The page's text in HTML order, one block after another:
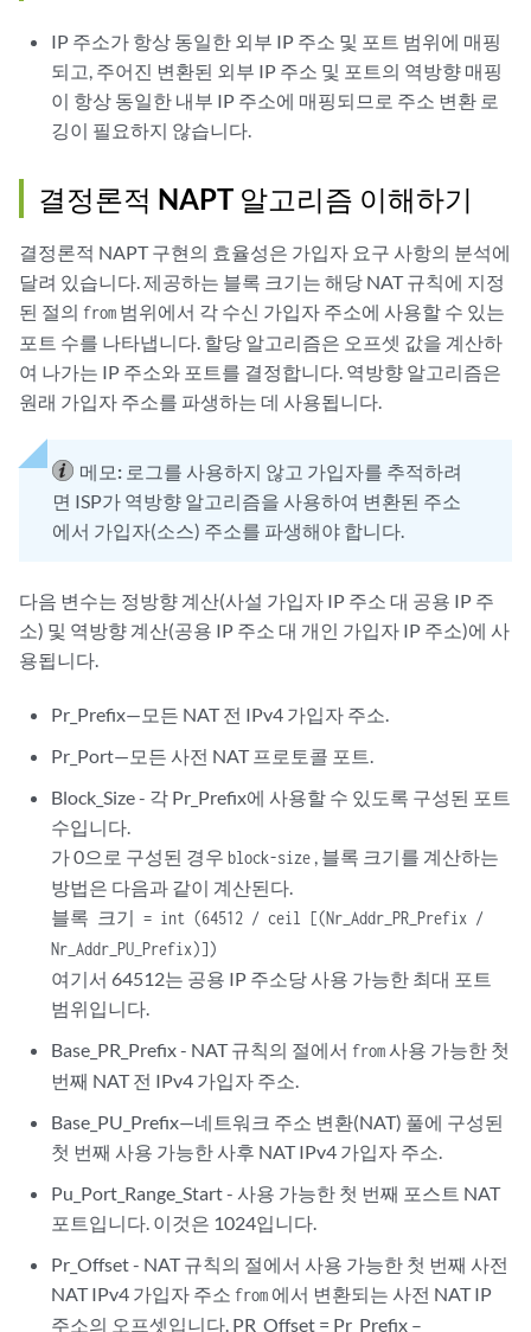
IP 주소가 항상 동일한 외부 IP 주소 및 포트 범위에 매핑
되고, 주어진 변환된 외부 IP 주소 및 포트의 역방향 매핑
이 항상 동일한 내부 IP 주소에 매핑되므로 주소 변환 로
깅이 필요하지 않습니다.
결정론적 NAPT 알고리즘 이해하기
결정론적 NAPT 구현의 효율성은 가입자 요구 사항의 분석에
달려 있습니다. 제공하는 블록 크기는 해당 NAT 규칙에 지정
된 절의 from 범위에서 각 수신 가입자 주소에 사용할 수 있는
포트 수를 나타냅니다. 할당 알고리즘은 오프셋 값을 계산하
여 나가는 IP 주소와 포트를 결정합니다. 역방향 알고리즘은
원래 가입자 주소를 파생하는 데 사용됩니다.
메모: 로그를 사용하지 않고 가입자를 추적하려
면 ISP가 역방향 알고리즘을 사용하여 변환된 주소
에서 가입자(소스) 주소를 파생해야 합니다.
다음 변수는 정방향 계산(사설 가입자 IP 주소 대 공용 IP 주
소) 및 역방향 계산(공용 IP 주소 대 개인 가입자 IP 주소)에 사
용됩니다.
Pr_Prefix—모든 NAT 전 IPv4 가입자 주소.
Pr_Port—모든 사전 NAT 프로토콜 포트.
Block_Size - 각 Pr_Prefix에 사용할 수 있도록 구성된 포트
수입니다.
가 0으로 구성된 경우block-size , 블록 크기를 계산하는
방법은 다음과 같이 계산된다.
블록 크기 = int (64512 / ceil [(Nr_Addr_PR_Prefix /
Nr_Addr_PU_Prefix)])
여기서 64512는 공용 IP 주소당 사용 가능한 최대 포트
범위입니다.
Base_PR_Prefix - NAT 규칙의 절에서 from사용 가능한 첫
번째 NAT 전 IPv4 가입자 주소.
Base_PU_Prefix—네트워크 주소 변환(NAT) 풀에 구성된
첫 번째 사용 가능한 사후 NAT IPv4 가입자 주소.
Pu_Port_Range_Start - 사용 가능한 첫 번째 포스트 NAT
포트입니다. 이것은 1024입니다.
Pr_Offset - NAT 규칙의 절에서 사용 가능한 첫 번째 사전
NAT IPv4 가입자 주소 from 에서 변환되는 사전 NAT IP
주소의 오프셋입니다. PR_Offset = Pr_Prefix –